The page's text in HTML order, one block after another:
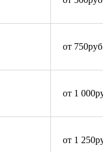
от
от 1
от 1